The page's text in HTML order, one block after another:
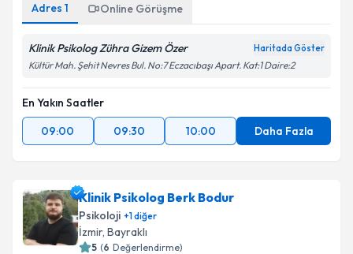
Adres 1 Online Görüşme
Klinik Psikolog Zühra Gizem Özer Haritada Göster
Kültür Mah. Şehit Nevres Bul. No:7 Eczacıbaşı Apart. Kat:1 Daire:2
En Yakın Saatler
09:00
09:30 10:00 Daha Fazla
Klinik Psikolog Berk Bodur
Psikoloji +1diğer
İzmir, Bayraklı
5 (6 Değerlendirme)